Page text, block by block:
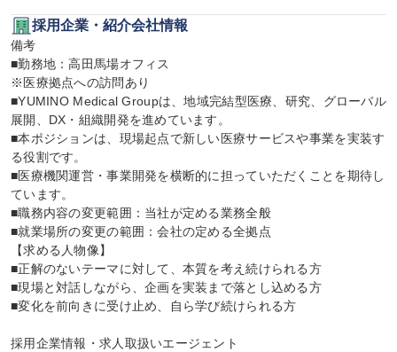
採用企業・紹介会社情報
備考
■勤務地：高田馬場オフィス
※医療拠点への訪問あり
■YUMINO Medical Groupは、地域完結型医療、研究、グローバル
展開、DX・組織開発を進めています。
■本ポジションは、現場起点で新しい医療サービスや事業を実装す
る役割です。
■医療機関運営・事業開発を横断的に担っていただくことを期待し
ています。
■職務内容の変更範囲：当社が定める業務全般
■就業場所の変更の範囲：会社の定める全拠点
【求める人物像】
■正解のないテーマに対して、本質を考え続けられる方
■現場と対話しながら、企画を実装まで落とし込める方
■変化を前向きに受け止め、自ら学び続けられる方
採用企業情報・求人取扱いエージェント